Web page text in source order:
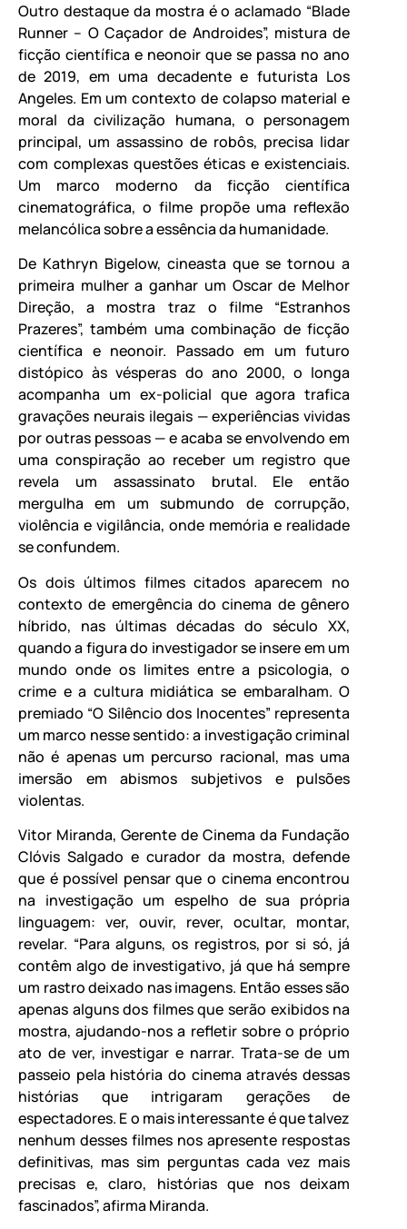
Outro destaque da mostra é o aclamado “Blade
Runner – O Caçador de Androides”, mistura de
ficção científica e neonoir que se passa no ano
de 2019, em uma decadente e futurista Los
Angeles. Em um contexto de colapso material e
moral da civilização humana, o personagem
principal, um assassino de robôs, precisa lidar
com complexas questões éticas e existenciais.
Um marco moderno da ficção científica
cinematográfica, o filme propõe uma reflexão
melancólica sobre a essência da humanidade.
De Kathryn Bigelow, cineasta que se tornou a
primeira mulher a ganhar um Oscar de Melhor
Direção, a mostra traz o filme “Estranhos
Prazeres”, também uma combinação de ficção
científica e neonoir. Passado em um futuro
distópico às vésperas do ano 2000, o longa
acompanha um ex-policial que agora trafica
gravações neurais ilegais — experiências vividas
por outras pessoas — e acaba se envolvendo em
uma conspiração ao receber um registro que
revela um assassinato brutal. Ele então
mergulha em um submundo de corrupção,
violência e vigilância, onde memória e realidade
se confundem.
Os dois últimos filmes citados aparecem no
contexto de emergência do cinema de gênero
híbrido, nas últimas décadas do século XX,
quando a figura do investigador se insere em um
mundo onde os limites entre a psicologia, o
crime e a cultura midiática se embaralham. O
premiado “O Silêncio dos Inocentes” representa
um marco nesse sentido: a investigação criminal
não é apenas um percurso racional, mas uma
imersão em abismos subjetivos e pulsões
violentas.
Vitor Miranda, Gerente de Cinema da Fundação
Clóvis Salgado e curador da mostra, defende
que é possível pensar que o cinema encontrou
na investigação um espelho de sua própria
linguagem: ver, ouvir, rever, ocultar, montar,
revelar. “Para alguns, os registros, por si só, já
contêm algo de investigativo, já que há sempre
um rastro deixado nas imagens. Então esses são
apenas alguns dos filmes que serão exibidos na
mostra, ajudando-nos a refletir sobre o próprio
ato de ver, investigar e narrar. Trata-se de um
passeio pela história do cinema através dessas
histórias que intrigaram gerações de
espectadores. E o mais interessante é que talvez
nenhum desses filmes nos apresente respostas
definitivas, mas sim perguntas cada vez mais
precisas e, claro, histórias que nos deixam
fascinados”, afirma Miranda.